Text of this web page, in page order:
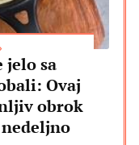
jelo sa
Ovaj
obrok